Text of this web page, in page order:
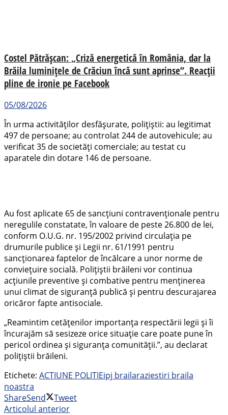
Costel Pătrășcan: „Criză energetică în România, dar la
Brăila luminițele de Crăciun încă sunt aprinse”. Reacții
pline de ironie pe Facebook
05/08/2026
În urma activităților desfășurate, polițiștii: au legitimat
497 de persoane; au controlat 244 de autovehicule; au
verificat 35 de societăți comerciale; au testat cu
aparatele din dotare 146 de persoane.
Au fost aplicate 65 de sancțiuni contravenționale pentru
neregulile constatate, în valoare de peste 26.800 de lei,
conform O.U.G. nr. 195/2002 privind circulația pe
drumurile publice și Legii nr. 61/1991 pentru
sancționarea faptelor de încălcare a unor norme de
conviețuire socială. Polițiștii brăileni vor continua
acțiunile preventive și combative pentru menținerea
unui climat de siguranță publică și pentru descurajarea
oricăror fapte antisociale.
„Reamintim cetățenilor importanța respectării legii și îi
încurajăm să sesizeze orice situație care poate pune în
pericol ordinea și siguranța comunității.”, au declarat
polițiștii brăileni.
Etichete: ACTIUNE POLITIEipj brailaraziestiri braila
noastra
ShareSend
Tweet
Articolul anterior